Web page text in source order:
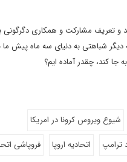
و تعریف مشارکت و همکاری دگرگونی
دیگر شباهتی به دنیای سه ماه پیش ما
جا کند، چقدر آماده ایم؟
شیوع ویروس کرونا در امریکا
ترامپ اتحادیه اروپا فروپاشی